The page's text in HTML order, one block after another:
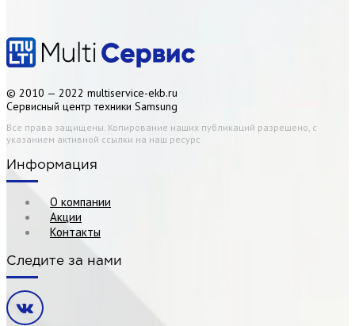
© 2010 — 2022 multiservice-ekb.ru
Сервисный центр техники Samsung
Все права защищены. Копирование наших публикаций разрешено, с
указанием активной ссылки на наш ресурс
Информация
О компании
Акции
Контакты
Следите за нами